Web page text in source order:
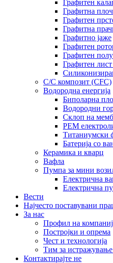
Графитен
Графитна
Графитен
Графитна
Графитно јаже
Графитен
Графитен
Графитен лист
C/C композит (CFC)
Водородна енергија
Биполарна
Водородни
Склоп на
PEM
Титаниумски
Батерија со
Керамика и кварц
Вафла
Пумпа за мини
Електрична
Електрична
Вести
Најчесто поставувани
За нас
Профил на
Постројки и опрема
Чест и технологија
Тим за истражување
Контактирајте не